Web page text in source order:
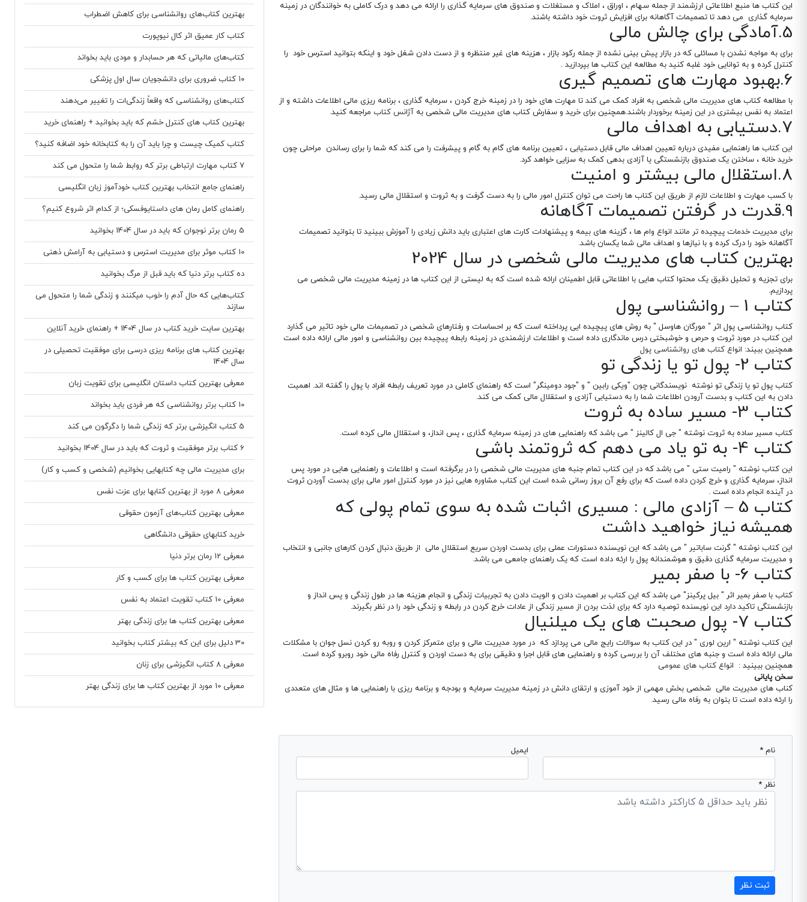
این کتاب ها منبع اطلاعاتی ارزشمند از جمله سهام ، اوراق ، املاک و مستغلات و صندوق های سرمایه گذاری را ارائه می دهد و درک کاملی به خوانندگان در زمینه
سرمایه گذاری می دهد تا تصمیمات آگاهانه برای افزایش ثروت خود داشته باشند.
5.آمادگی برای چالش مالی
برای به مواجه نشدن با مسائلی که در بازار پیش بینی نشده از جمله رکود بازار ، هزینه های غیر منتظره و از دست دادن شغل خود و اینکه بتوانید استرس خود را
کنترل کرده و به توانایی خود غلبه کنید به مطالعه این کتاب ها بپردازید .
6.بهبود مهارت های تصمیم گیری
با مطالعه کتاب های مدیریت مالی شخصی به افراد کمک می کند تا مهارت های خود را در زمینه خرج کردن ، سرمایه گذاری ، برنامه ریزی مالی اطلاعات داشته و از
اعتماد به نفس بیشتری در این زمینه برخوردار باشند.همچنین برای خرید و سفارش کتاب های مدیریت مالی شخصی به آژانس کتاب مراجعه کنید.
7.دستیابی به اهداف مالی
این کتاب ها راهنمایی مفیدی درباره تعیین اهداف مالی قابل دستیابی ، تعیین برنامه های گام به گام و پیشرفت را می کند که شما را برای رساندن مراحلی چون
خرید خانه ، ساختن یک صندوق بازنشستگی یا آزادی بدهی کمک به سزایی خواهد کرد.
8.استقلال مالی بیشتر و امنیت
با کسب مهارت و اطلاعات لازم از طریق این کتاب ها راحت می توان کنترل امور مالی را به دست گرفت و به ثروت و استقلال مالی رسید.
9.قدرت در گرفتن تصمیمات آگاهانه
برای مدیریت خدمات پیچیده تر مانند انواع وام ها ، گزینه های بیمه و پیشنهادات کارت های اعتباری باید دانش زیادی را آموزش ببینید تا بتوانید تصمیمات
آگاهانه خود را درک کرده و با نیازها و اهداف مالی شما یکسان باشد.
بهترین کتاب های مدیریت مالی شخصی در سال 2024
برای تجزیه و تحلیل دقیق یک محتوا کتاب هایی با اطلاعاتی قابل اطمینان ارائه شده است که به لیستی از این کتاب ها در زمینه مدیریت مالی شخصی می
پردازیم.
کتاب 1 – روانشناسی پول
کتاب روانشناسی پول اثر " مورگان هاوسل " به روش های پیچیده ایی پرداخته است که بر احساسات و رفتارهای شخصی در تصمیمات مالی خود تاثیر می گذارد
این کتاب در مورد ثروت و حرص و خوشبختی درس ماندگاری داده است و اطلاعات ارزشمندی در زمینه رابطه پیچیده بین روانشناسی و امور مالی ارائه داده است
همچنین ببیند: انواع کتاب های روانشناسی پول
کتاب 2- پول تو یا زندگی تو
کتاب پول تو یا زندگی تو نوشته نویسندگانی چون "ویکی رابین " و "جود دومینگر" است که راهنمای کاملی در مورد تعریف رابطه افراد با پول را گفته اند. اهمیت
دادن به این کتاب و بدست آرودن اطلاعات شما را به دستیابی آزادی و استقلال مالی کمک می کند.
کتاب 3- مسیر ساده به ثروت
کتاب مسیر ساده به ثروت نوشته " جی ال کالینز " می باشد که راهنمایی های در زمینه سرمایه گذاری ، پس انداز، و استقلال مالی کرده است.
کتاب 4- به تو یاد می دهم که ثروتمند باشی
این کتاب نوشته " رامیت ستی " می باشد که در این کتاب تمام جنبه های مدیریت مالی شخصی را در برگرفته است و اطلاعات و راهنمایی هایی در مورد پس
انداز، سرمایه گذاری و خرج کردن داده است که برای رفع آن بروز رسانی شده است این کتاب مشاوره هایی نیز در مورد کنترل امور مالی برای بدست آوردن ثروت
در آینده انجام داده است .
کتاب 5 – آزادی مالی : مسیری اثبات شده به سوی تمام پولی که
همیشه نیاز خواهید داشت
این کتاب نوشته " گرنت ساباتیر " می باشد که این نویسنده دستورات عملی برای بدست اوردن سریع استقلال مالی از طریق دنبال کردن کارهای جانبی و انتخاب
و مدیریت سرمایه گذاری دقیق و هوشمندانه پول را ارئه داده است که یک راهنمای جامعی می باشد.
کتاب 6- با صفر بمیر
کتاب با صفر بمیر اثر " بیل پرکینز" می باشد که این کتاب بر اهمیت دادن و الویت دادن به تجربیات زندگی و انجام هزینه ها در طول زندگی و پس انداز و
بازنشستگی تاکید دارد این نویسنده توصیه دارد که برای لذت بردن از مسیر زندگی از عادات خرج کردن در رابطه و زندگی خود را در نظر بگیرند.
کتاب 7- پول صحبت های یک میلنیال
این کتاب نوشته " ارین لوری " در این کتاب به سوالات رایج مالی می پردازد که در مورد مدیریت مالی و برای متمرکز کردن و روبه رو کردن نسل جوان با مشکلات
مالی ارائه داده است و جنبه های مختلف آن را بررسی کرده و راهنمایی های قابل اجرا و دقیقی برای به دست اوردن و کنترل رفاه مالی خود روبرو کرده است.
همچنین ببینید : انواع کتاب های عمومی
سخن پایانی
کناب های مدیریت مالی شخصی بخش مهمی از خود آموزی و ارتقای دانش در زمینه مدیریت سرمایه و بودجه و برنامه ریزی با راهنمایی ها و مثال های متعددی
را ارئه داده است تا بتوان به رفاه مالی رسید.
نام * ایمیل
نظر *
ثبت نظر
بهترین کتاب‌های روانشناسی برای کاهش اضطراب
کتاب کار عمیق اثر کال نیوپورت
کتاب‌های مالیاتی که هر حسابدار و مودی باید بخواند
۱۰ کتاب ضروری برای دانشجویان سال اول پزشکی
کتاب‌های روانشناسی که واقعاً زندگی‌ات را تغییر می‌دهند
بهترین کتاب های کنترل خشم که باید بخوانید + راهنمای خرید
کتاب کمیک چیست و چرا باید آن را به کتابخانه خود اضافه کنید؟
7 کتاب مهارت ارتباطی برتر که روابط شما را متحول می کند
راهنمای جامع انتخاب بهترین کتاب خودآموز زبان انگلیسی
راهنمای کامل رمان های داستایوفسکی؛ از کدام اثر شروع کنیم؟
5 رمان برتر نوجوان که باید در سال 1404 بخوانید
10 کتاب موثر برای مدیریت استرس و دستیابی به آرامش ذهنی
ده کتاب برتر دنیا که باید قبل از مرگ بخوانید
کتاب‌هایی که حال آدم را خوب میکنند و زندگی شما را متحول می
سازند
بهترین سایت خرید کتاب در سال 1404 + راهنمای خرید آنلاین
بهترین کتاب های برنامه ریزی درسی برای موفقیت تحصیلی در
سال 1404
معرفی بهترین کتاب داستان انگلیسی برای تقویت زبان
10 کتاب برتر روانشناسی که هر فردی باید بخواند
5 کتاب انگیزشی برتر که زندگی شما را دگرگون می کند
6 کتاب برتر موفقیت و ثروت که باید در سال 1404 بخوانید
برای مدیریت مالی چه کتابهایی بخوانیم (شخصی و کسب و کار)
معرفی 8 مورد از بهترین کتابها برای عزت نفس
معرفی بهترین کتاب‌های آزمون حقوقی
خرید کتابهای حقوقی دانشگاهی
معرفی 12 رمان برتر دنیا
معرفی بهترین کتاب ها برای کسب و کار
معرفی 10 کتاب تقویت اعتماد به نفس
معرفی بهترین کتاب ها برای زندگی بهتر
30 دلیل برای این که بیشتر کتاب بخوانید
معرفی 8 کتاب انگیزشی برای زنان
معرفی 10 مورد از بهترین کتاب ها برای زندگی بهتر